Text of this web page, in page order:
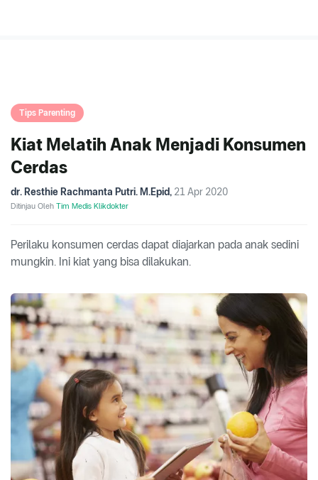
Tips Parenting
Kiat Melatih Anak Menjadi Konsumen
Cerdas
dr. Resthie Rachmanta Putri. M.Epid, 21 Apr 2020
Ditinjau Oleh Tim Medis Klikdokter
Perilaku konsumen cerdas dapat diajarkan pada anak sedini
mungkin. Ini kiat yang bisa dilakukan.